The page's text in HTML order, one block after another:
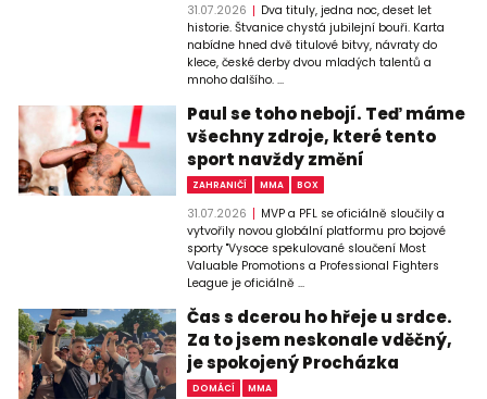
31.07.2026
Dva tituly, jedna noc, deset let
historie. Štvanice chystá jubilejní bouři. Karta
nabídne hned dvě titulové bitvy, návraty do
klece, české derby dvou mladých talentů a
mnoho dalšího. ...
Paul se toho nebojí. Teď máme
všechny zdroje, které tento
sport navždy změní
ZAHRANIČÍ MMA BOX
31.07.2026
MVP a PFL se oficiálně sloučily a
vytvořily novou globální platformu pro bojové
sporty "Vysoce spekulované sloučení Most
Valuable Promotions a Professional Fighters
League je oficiálně ...
Čas s dcerou ho hřeje u srdce.
Za to jsem neskonale vděčný,
je spokojený Procházka
DOMÁCÍ MMA